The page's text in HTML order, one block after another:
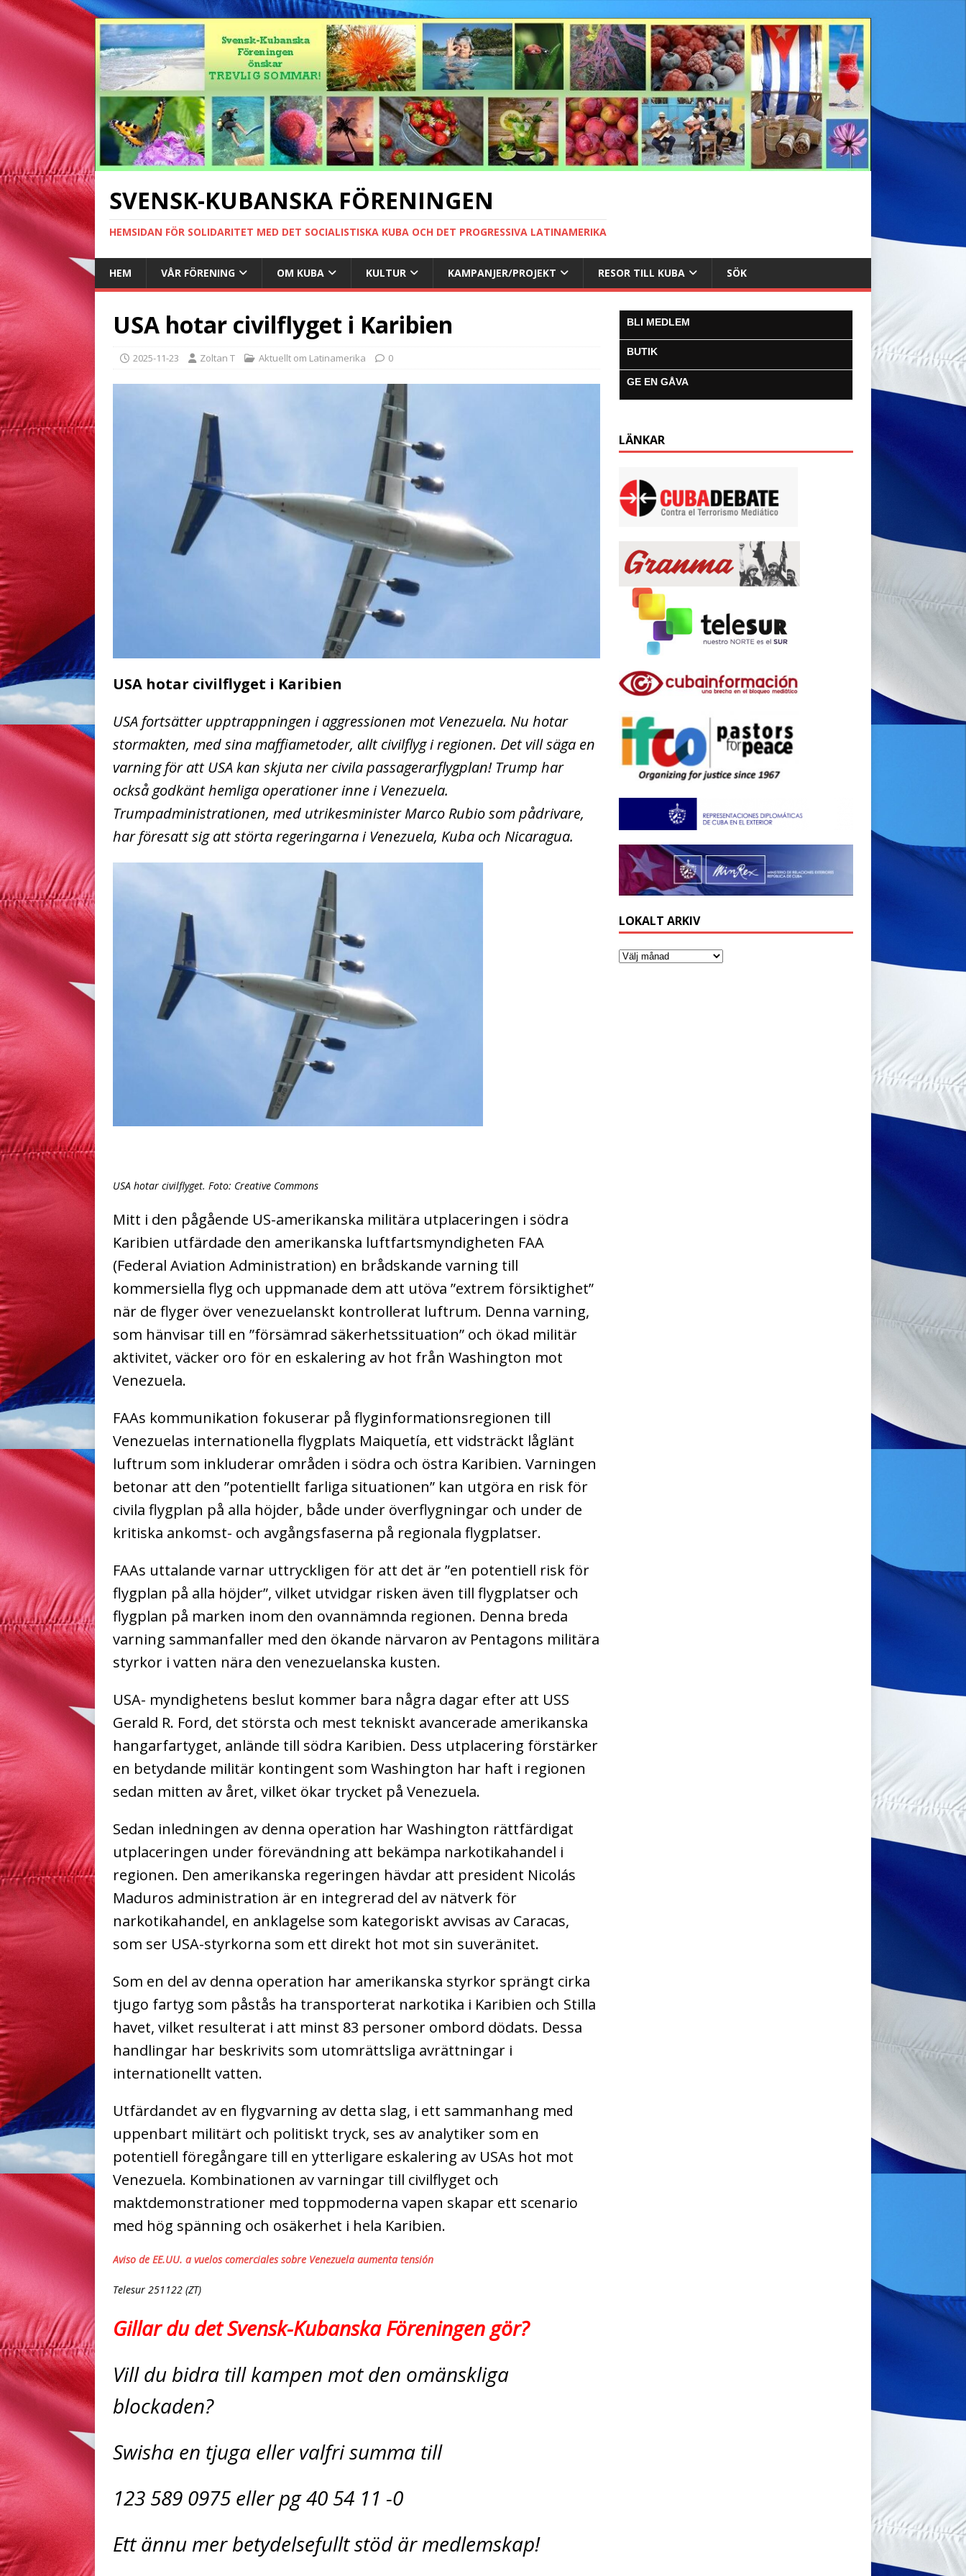
SVENSK-KUBANSKA FÖRENINGEN
HEMSIDAN FÖR SOLIDARITET MED DET SOCIALISTISKA KUBA OCH DET PROGRESSIVA LATINAMERIKA
HEM VÅR FÖRENING OM KUBA KULTUR KAMPANJER/PROJEKT RESOR TILL KUBA SÖK
USA hotar civilflyget i Karibien
2025-11-23 Zoltan T Aktuellt om Latinamerika 0
USA hotar civilflyget i Karibien
USA fortsätter upptrappningen i aggressionen mot Venezuela. Nu hotar
stormakten, med sina maffiametoder, allt civilflyg i regionen. Det vill säga en
varning för att USA kan skjuta ner civila passagerarflygplan! Trump har
också godkänt hemliga operationer inne i Venezuela.
Trumpadministrationen, med utrikesminister Marco Rubio som pådrivare,
har föresatt sig att störta regeringarna i Venezuela, Kuba och Nicaragua.
USA hotar civilflyget. Foto: Creative Commons
Mitt i den pågående US-amerikanska militära utplaceringen i södra
Karibien utfärdade den amerikanska luftfartsmyndigheten FAA
(Federal Aviation Administration) en brådskande varning till
kommersiella flyg och uppmanade dem att utöva ”extrem försiktighet”
när de flyger över venezuelanskt kontrollerat luftrum. Denna varning,
som hänvisar till en ”försämrad säkerhetssituation” och ökad militär
aktivitet, väcker oro för en eskalering av hot från Washington mot
Venezuela.
FAAs kommunikation fokuserar på flyginformationsregionen till
Venezuelas internationella flygplats Maiquetía, ett vidsträckt låglänt
luftrum som inkluderar områden i södra och östra Karibien. Varningen
betonar att den ”potentiellt farliga situationen” kan utgöra en risk för
civila flygplan på alla höjder, både under överflygningar och under de
kritiska ankomst- och avgångsfaserna på regionala flygplatser.
FAAs uttalande varnar uttryckligen för att det är ”en potentiell risk för
flygplan på alla höjder”, vilket utvidgar risken även till flygplatser och
flygplan på marken inom den ovannämnda regionen. Denna breda
varning sammanfaller med den ökande närvaron av Pentagons militära
styrkor i vatten nära den venezuelanska kusten.
USA- myndighetens beslut kommer bara några dagar efter att USS
Gerald R. Ford, det största och mest tekniskt avancerade amerikanska
hangarfartyget, anlände till södra Karibien. Dess utplacering förstärker
en betydande militär kontingent som Washington har haft i regionen
sedan mitten av året, vilket ökar trycket på Venezuela.
Sedan inledningen av denna operation har Washington rättfärdigat
utplaceringen under förevändning att bekämpa narkotikahandel i
regionen. Den amerikanska regeringen hävdar att president Nicolás
Maduros administration är en integrerad del av nätverk för
narkotikahandel, en anklagelse som kategoriskt avvisas av Caracas,
som ser USA-styrkorna som ett direkt hot mot sin suveränitet.
Som en del av denna operation har amerikanska styrkor sprängt cirka
tjugo fartyg som påstås ha transporterat narkotika i Karibien och Stilla
havet, vilket resulterat i att minst 83 personer ombord dödats. Dessa
handlingar har beskrivits som utomrättsliga avrättningar i
internationellt vatten.
Utfärdandet av en flygvarning av detta slag, i ett sammanhang med
uppenbart militärt och politiskt tryck, ses av analytiker som en
potentiell föregångare till en ytterligare eskalering av USAs hot mot
Venezuela. Kombinationen av varningar till civilflyget och
maktdemonstrationer med toppmoderna vapen skapar ett scenario
med hög spänning och osäkerhet i hela Karibien.
Aviso de EE.UU. a vuelos comerciales sobre Venezuela aumenta tensión
Telesur 251122 (ZT)
Gillar du det Svensk-Kubanska Föreningen gör?
Vill du bidra till kampen mot den omänskliga
blockaden?
Swisha en tjuga eller valfri summa till
123 589 0975 eller pg 40 54 11 -0
Ett ännu mer betydelsefullt stöd är medlemskap!
BLI MEDLEM
BUTIK
GE EN GÅVA
LÄNKAR
LOKALT ARKIV